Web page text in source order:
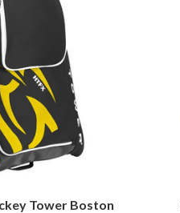
Tower Boston